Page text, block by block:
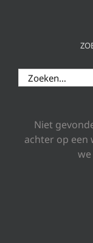
Zoeken
naar:
Niet
achter op